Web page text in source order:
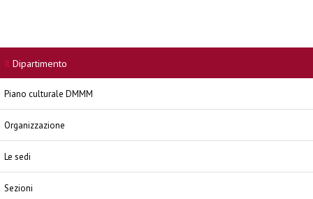
Il Dipartimento
Piano culturale DMMM
Organizzazione
Le sedi
Sezioni